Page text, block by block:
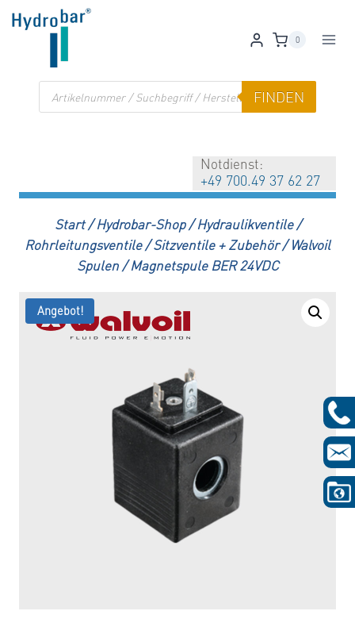
Zum
Inhalt
0
Products
search
FINDEN
Notdienst:
+49 700.49 37 62 27
Start /Hydrobar-Shop /Hydraulikventile /
Rohrleitungsventile / Sitzventile + Zubehör / Walvoil
Spulen /Magnetspule BER 24VDC
Angebot!